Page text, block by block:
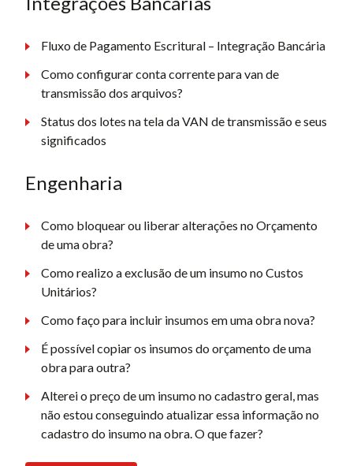
Fluxo de Pagamento Escritural – Integração Bancária
Como configurar conta corrente para van de
transmissão dos arquivos?
Status dos lotes na tela da VAN de transmissão e seus
significados
Engenharia
Como bloquear ou liberar alterações no Orçamento
de uma obra?
Como realizo a exclusão de um insumo no Custos
Unitários?
Como faço para incluir insumos em uma obra nova?
É possível copiar os insumos do orçamento de uma
obra para outra?
Alterei o preço de um insumo no cadastro geral, mas
não estou conseguindo atualizar essa informação no
cadastro do insumo na obra. O que fazer?